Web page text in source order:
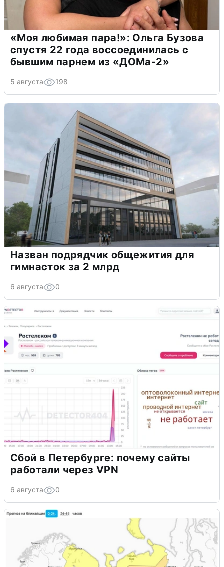
«Моя любимая пара!»: Ольга Бузова
спустя 22 года воссоединилась с
бывшим парнем из «ДОМа-2»
5 августа 198
Назван подрядчик общежития для
гимнасток за 2 млрд
6 августа 0
Сбой в Петербурге: почему сайты
работали через VPN
6 августа 0